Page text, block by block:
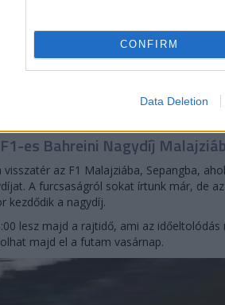
CONFIRM
Data Deletion
es Bahreini Nagydíj
az F1 Malajziába, Sepangba,
A furcsaságról sokat írtunk már, de
kezdődik a nagydíj.
lesz majd a rajtidő, ami az
majd el a futam vasárnap.